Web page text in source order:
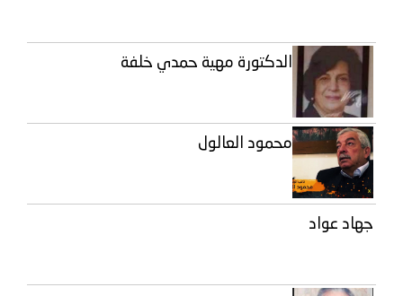
الدكتورة مهية حمدي خلفة
محمود العالول
جهاد عواد